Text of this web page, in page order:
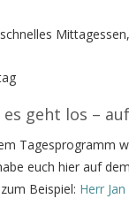
geht los –
Tagesprogramm
euch hier auf
Beispiel: Herr